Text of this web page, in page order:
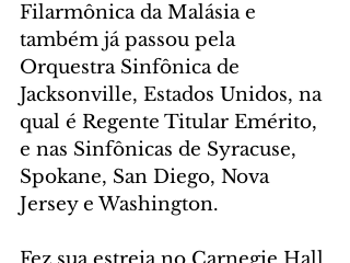
Filarmônica da Malásia e
também já passou pela
Orquestra Sinfônica de
Jacksonville, Estados Unidos, na
qual é Regente Titular Emérito,
e nas Sinfônicas de Syracuse,
Spokane, San Diego, Nova
Jersey e Washington.